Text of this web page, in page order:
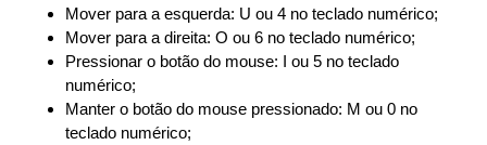
Mover para a esquerda: U ou 4 no teclado numérico;
Mover para a direita: O ou 6 no teclado numérico;
Pressionar o botão do mouse: I ou 5 no teclado
numérico;
Manter o botão do mouse pressionado: M ou 0 no
teclado numérico;